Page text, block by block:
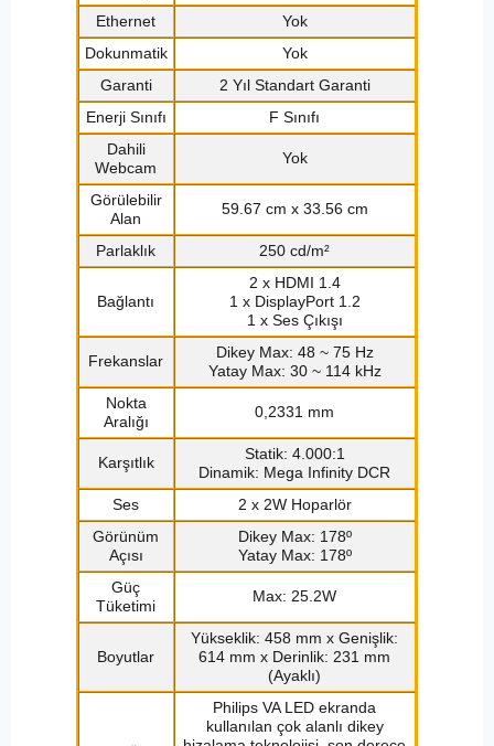
Ethernet
Yok
Dokunmatik
Yok
Garanti
2 Yıl Standart Garanti
Enerji Sınıfı
F Sınıfı
Dahili
Webcam
Yok
Görülebilir
Alan
59.67 cm x 33.56 cm
Parlaklık 250 cd/m²
Bağlantı
2 x HDMI 1.4
1 x DisplayPort 1.2
1 x Ses Çıkışı
Frekanslar
Dikey Max: 48 ~ 75 Hz
Yatay Max: 30 ~ 114 kHz
Nokta
Aralığı
0,2331 mm
Karşıtlık
Statik: 4.000:1
Dinamik: Mega Infinity DCR
Ses
2 x 2W Hoparlör
Görünüm
Açısı
Dikey Max: 178º
Yatay Max: 178º
Güç
Tüketimi
Max: 25.2W
Boyutlar
Yükseklik: 458 mm x Genişlik:
614 mm x Derinlik: 231 mm
(Ayaklı)
Philips VA LED ekranda
kullanılan çok alanlı dikey